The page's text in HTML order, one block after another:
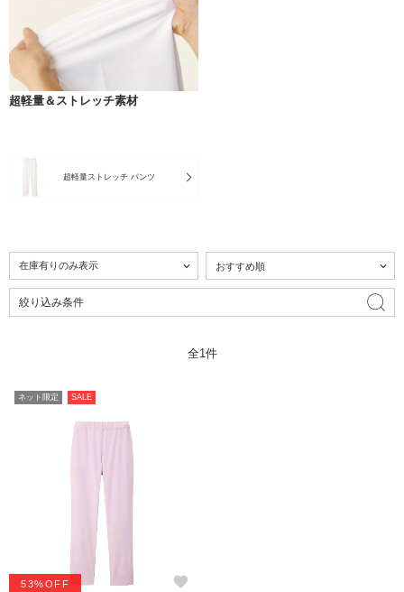
超軽量＆ストレッチ素材
超軽量ストレッチ パンツ
絞り込み条件
全1件
ネット限定 SALE
53%OFF favorite